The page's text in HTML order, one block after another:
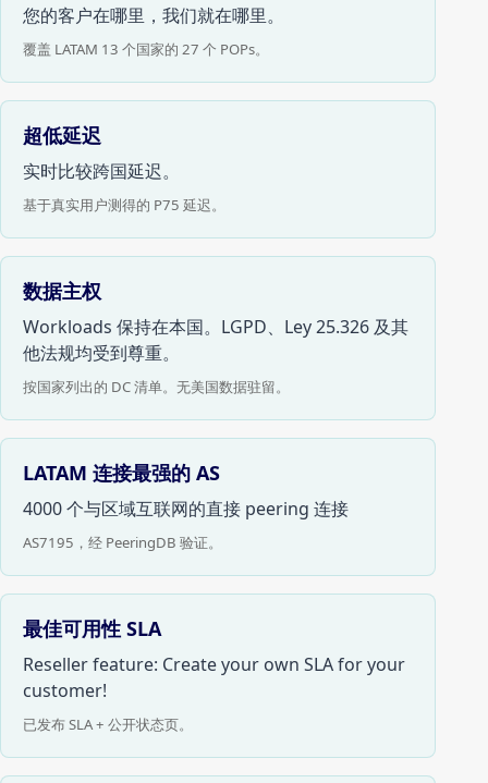
您的客户在哪里，我们就在哪里。
覆盖 LATAM 13 个国家的 27 个 POPs。
超低延迟
实时比较跨国延迟。
基于真实用户测得的 P75 延迟。
数据主权
Workloads 保持在本国。LGPD、Ley 25.326 及其
他法规均受到尊重。
按国家列出的 DC 清单。无美国数据驻留。
LATAM 连接最强的 AS
4000 个与区域互联网的直接 peering 连接
AS7195，经 PeeringDB 验证。
最佳可用性 SLA
Reseller feature: Create your own SLA for your
customer!
已发布 SLA + 公开状态页。